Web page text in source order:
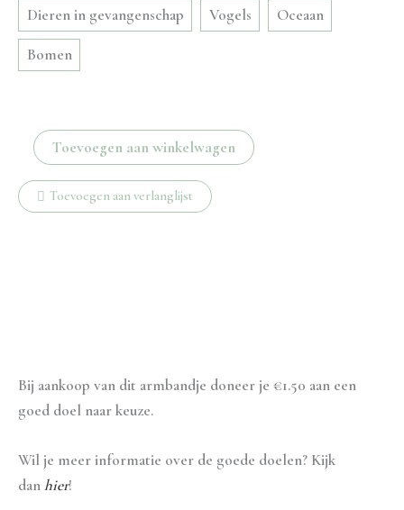
Dieren in gevangenschap Vogels Oceaan
Bomen
Beach
armbandje
aantal
Toevoegen aan winkelwagen
Toevoegen aan verlanglijst
Bij aankoop van dit armbandje doneer je €1.50 aan een
goed doel naar keuze.
Wil je meer informatie over de goede doelen? Kijk
danhier!